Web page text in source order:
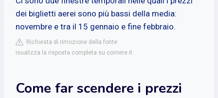
dei biglietti aerei sono più bassi della media:
novembre e tra il 15 gennaio e fine febbraio.
Richiesta di rimozione della fonte
isualizza la risposta completa su corriere.it
Come far scendere i prezzi